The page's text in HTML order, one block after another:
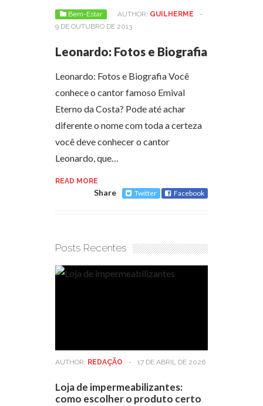
Bem-Estar AUTHOR: GUILHERME
-
9 DE OUTUBRO DE 2013
Leonardo: Fotos e Biografia
Leonardo: Fotos e Biografia Você
conhece o cantor famoso Emival
Eterno da Costa? Pode até achar
diferente o nome com toda a certeza
você deve conhecer o cantor
Leonardo, que…
READ MORE
Share Twitter Facebook
Posts Recentes
AUTHOR: REDAÇÃO - 17 DE ABRIL DE 2026
Loja de impermeabilizantes:
como escolher o produto certo